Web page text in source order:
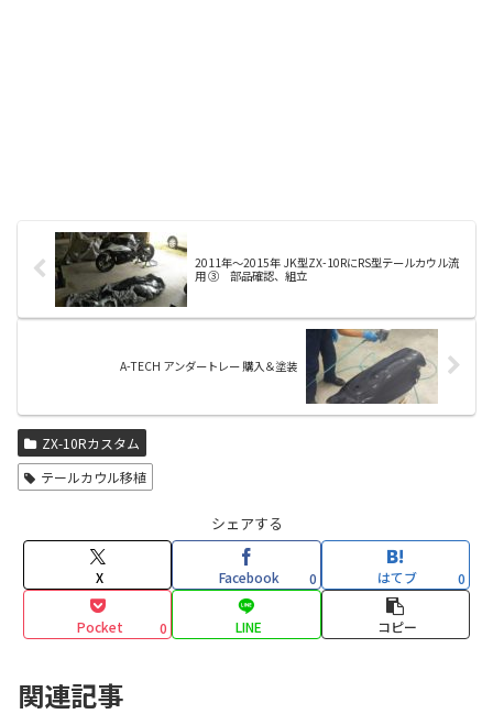
2011年～2015年 JK型ZX-10RにRS型テールカウル流
用 ③ 部品確認、組立
A-TECH アンダートレー 購入＆塗装
ZX-10Rカスタム
テールカウル移植
シェアする
X Facebook 0 はてブ 0
Pocket 0 LINE コピー
関連記事